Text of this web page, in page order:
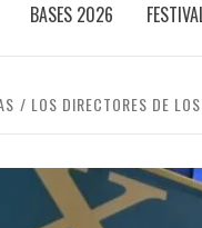
BASES 2026
LOS DIRECTORES DE